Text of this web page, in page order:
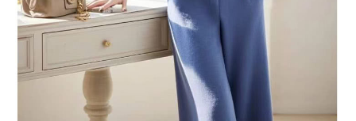
【注意事項】
１．透過由恩沛科技股份有限公司提供之「AFTEE先享後付」服務完成之交
易，需依本服務之必要範圍內提供個人資料，並將交易相關給付款項請求債
權轉讓予恩沛科技股份有限公司。
２．關於個人資料處理事宜，請瀏覽以下網址：
https://aftee.tw/terms/#terms3
３．未成年的使用者請事先徵得法定代理人或監護人之同意方可使用
宅配
每筆NT$90，滿NT$1,000(含以上)免運費
宅配離島
每筆NT$100，滿NT$1,500(含以上)免運費